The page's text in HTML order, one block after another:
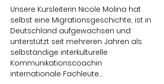
Unsere Kursleiterin Nicole Molina hat
selbst eine Migrationsgeschichte, ist in
Deutschland aufgewachsen und
unterstützt seit mehreren Jahren als
selbständige interkulturelle
Kommunikationscoachin
internationale Fachleute…